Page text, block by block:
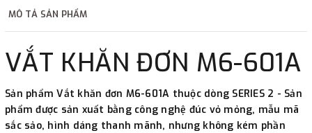
2. Thanh toán trực tiếp tại :
-Showroom Thanh HươngĐịa chỉ : 23 phố Cát Linh,
3. Chuyển khoản qua ngân hàng
MÔ TẢ SẢN PHẨM
VẮT KHĂN ĐƠN M6-601A
Sản phẩm Vắt khăn đơn M6-601A thuộc dòng SERIES 2 - Sản
phẩm được sản xuất bằng công nghệ đúc vỏ mỏng, mẫu mã
sắc sảo, hình dáng thanh mãnh, nhưng không kém phần